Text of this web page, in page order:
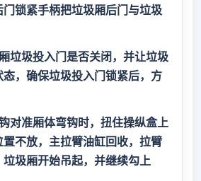
锁紧手柄把垃圾厢后门与垃圾
垃圾投入门是否关闭，并让垃圾
，确保垃圾投入门锁紧后，方
对准厢体弯钩时，扭住操纵盒上
置不放，主拉臂油缸回收，拉臂
圾厢开始吊起，并继续勾上